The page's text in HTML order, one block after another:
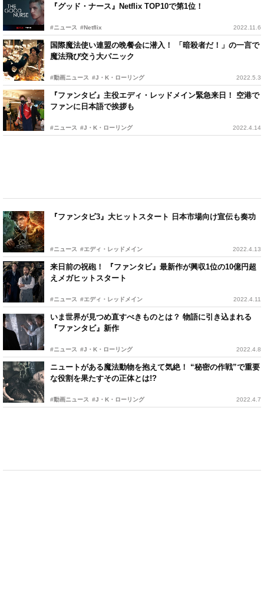
『グッド・ナース』Netflix TOP10で第1位！
#ニュース #Netflix 2022.11.6
国際魔法使い連盟の晩餐会に潜入！ 「暗殺者だ！」の一言で
魔法飛び交う大パニック
#動画ニュース #J・K・ローリング 2022.5.3
『ファンタビ』主役エディ・レッドメイン緊急来日！ 空港で
ファンに日本語で挨拶も
#ニュース #J・K・ローリング 2022.4.14
『ファンタビ3』大ヒットスタート 日本市場向け宣伝も奏功
#ニュース #エディ・レッドメイン 2022.4.13
来日前の祝砲！ 『ファンタビ』最新作が興収1位の10億円超
えメガヒットスタート
#ニュース #エディ・レッドメイン 2022.4.11
いま世界が見つめ直すべきものとは？ 物語に引き込まれる
『ファンタビ』新作
#ニュース #J・K・ローリング 2022.4.8
ニュートがある魔法動物を抱えて気絶！ “秘密の作戦”で重要
な役割を果たすその正体とは!?
#動画ニュース #J・K・ローリング 2022.4.7